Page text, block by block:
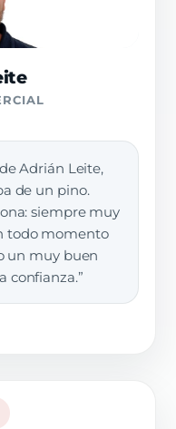
Adrián Leite,
de un pino.
siempre muy
todo momento
un muy buen
confianza.”